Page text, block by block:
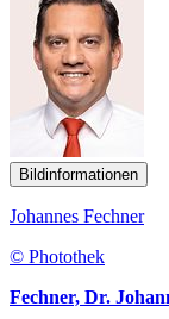
Bildinformationen
Johannes Fechner
© Photothek
Fechner, Dr.